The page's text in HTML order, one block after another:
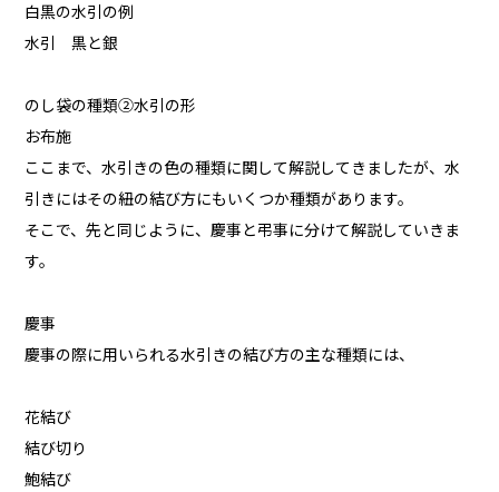
白黒の水引の例
水引 黒と銀
のし袋の種類②水引の形
お布施
ここまで、水引きの色の種類に関して解説してきましたが、水
引きにはその紐の結び方にもいくつか種類があります。
そこで、先と同じように、慶事と弔事に分けて解説していきま
す。
慶事
慶事の際に用いられる水引きの結び方の主な種類には、
花結び
結び切り
鮑結び